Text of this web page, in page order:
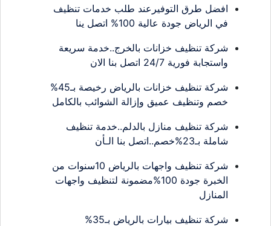
افضل طرق التوفيرعند طلب خدمات تنظيف
في الرياض جودة عالية 100% اتصل ينا
شركة تنظيف خزانات بالخرج..خدمة سريعة
واستجابة فورية 24/7 اتصل بنا الان
شركة تنظيف خزانات بالرياض رخيصة بـ45%
خصم وتنظيف عميق وإزالة الشوائب بالكامل
شركة تنظيف منازل بالدلم..خدمة تنظيف
شاملة بـ23%خصم..اتصل بنا الـأن
شركة تنظيف واجهات بالرياض 10سنوات من
الخبرة جودة 100%مضمونة لتنظيف واجهات
المنازل
شركة تنظيف بيارات بالرياض بـ35%